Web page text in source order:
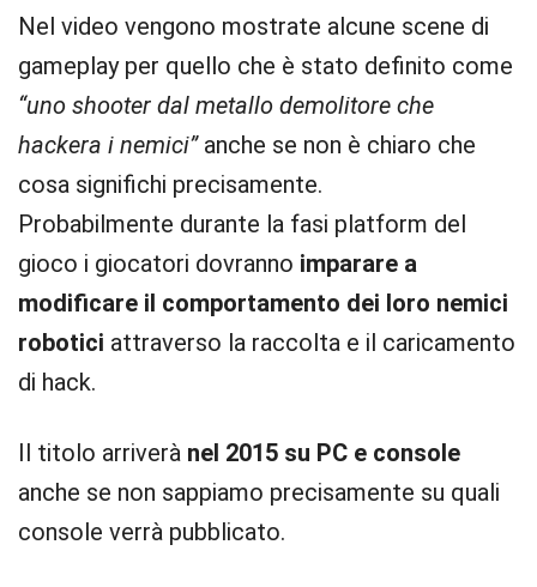
Nel video vengono mostrate alcune scene di
gameplay per quello che è stato definito come
“uno shooter dal metallo demolitore che
hackera i nemici”anche se non è chiaro che
cosa significhi precisamente.
Probabilmente durante la fasi platform del
gioco i giocatori dovranno imparare a
modificare il comportamento dei loro nemici
robotici attraverso la raccolta e il caricamento
di hack.
Il titolo arriverà nel 2015 su PC e console
anche se non sappiamo precisamente su quali
console verrà pubblicato.